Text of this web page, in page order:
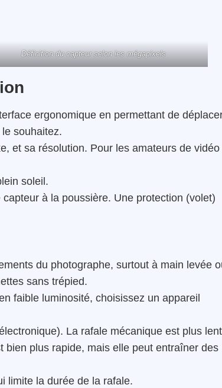
Définition du capteur selon les mégapixels
ergonomique en permettant de
souhaitez.
et sa résolution. Pour les amateurs de vidéo
soleil.
capteur à la poussière. Une protection (volet)
du photographe, surtout à main levée
sans trépied.
faible luminosité, choisissez un appareil
La rafale mécanique est plus
bien plus rapide, mais elle peut entraîner des
limite la durée de la rafale.